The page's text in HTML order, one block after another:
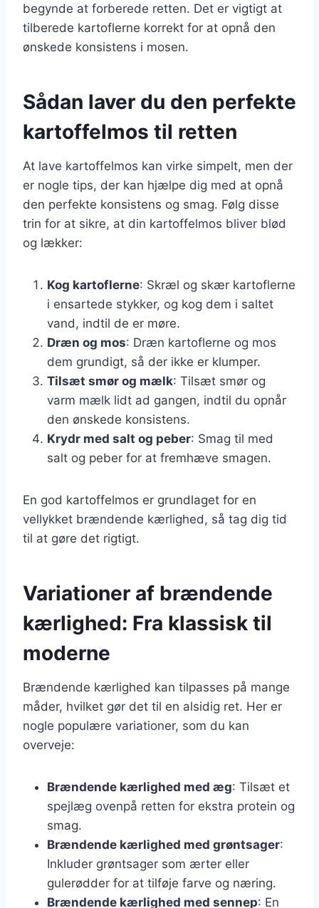
begynde at forberede retten. Det er vigtigt at
tilberede kartoflerne korrekt for at opnå den
ønskede konsistens i mosen.
Sådan laver du den perfekte
kartoffelmos til retten
At lave kartoffelmos kan virke simpelt, men der
er nogle tips, der kan hjælpe dig med at opnå
den perfekte konsistens og smag. Følg disse
trin for at sikre, at din kartoffelmos bliver blød
og lækker:
Kog kartoflerne: Skræl og skær kartoflerne
i ensartede stykker, og kog dem i saltet
vand, indtil de er møre.
Dræn og mos: Dræn kartoflerne og mos
dem grundigt, så der ikke er klumper.
Tilsæt smør og mælk: Tilsæt smør og
varm mælk lidt ad gangen, indtil du opnår
den ønskede konsistens.
Krydr med salt og peber: Smag til med
salt og peber for at fremhæve smagen.
En god kartoffelmos er grundlaget for en
vellykket brændende kærlighed, så tag dig tid
til at gøre det rigtigt.
Variationer af brændende
kærlighed: Fra klassisk til
moderne
Brændende kærlighed kan tilpasses på mange
måder, hvilket gør det til en alsidig ret. Her er
nogle populære variationer, som du kan
overveje:
Brændende kærlighed med æg: Tilsæt et
spejlæg ovenpå retten for ekstra protein og
smag.
Brændende kærlighed med grøntsager:
Inkluder grøntsager som ærter eller
gulerødder for at tilføje farve og næring.
Brændende kærlighed med sennep: En